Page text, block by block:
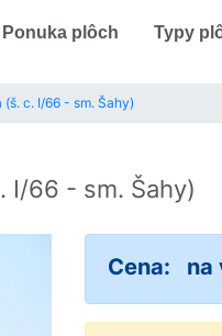
Ponuka plôch Typy
c. I/66 - sm. Šahy)
I/66 - sm. Šahy)
Cena: na